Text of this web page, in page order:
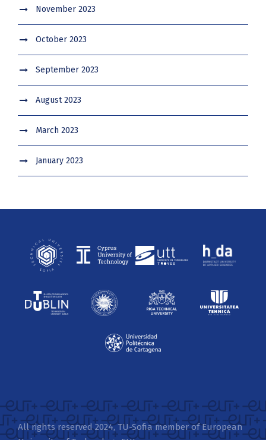
November 2023
October 2023
September 2023
August 2023
March 2023
January 2023
All rights reserved 2024, TU-Sofia member of European